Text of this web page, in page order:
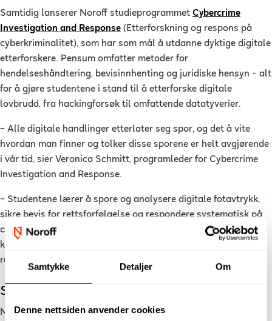
Samtykke Detaljer Om
Denne nettsiden anvender cookies
Samtidig lanserer Noroff studieprogrammet Cybercrime
Investigation and Response (Etterforskning og respons på
cyberkriminalitet), som har som mål å utdanne dyktige digitale
etterforskere. Pensum omfatter metoder for
hendelseshåndtering, bevisinnhenting og juridiske hensyn – alt
for å gjøre studentene i stand til å etterforske digitale
lovbrudd, fra hackingforsøk til omfattende datatyverier.
– Alle digitale handlinger etterlater seg spor, og det å vite
hvordan man finner og tolker disse sporene er helt avgjørende
i vår tid, sier Veronica Schmitt, programleder for Cybercrime
Investigation and Response.
– Studentene lærer å spore og analysere digitale fotavtrykk,
sikre bevis for rettsforfølgelse og respondere systematisk på
cyberhendelser. Det er en helhetlig tilnærming som
kombinerer teknisk kunnskap med etiske og juridiske
retningslinjer.
Stort behov for kvalifiserte fagfolk
Noroff Høyskole venter stor interesse for begge